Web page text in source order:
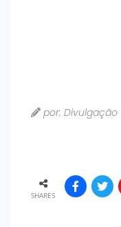
por: Divulgação
SHARES